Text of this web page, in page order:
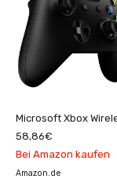
Microsoft Xbox
58,86€
Bei Amazon kaufen
Amazon.de